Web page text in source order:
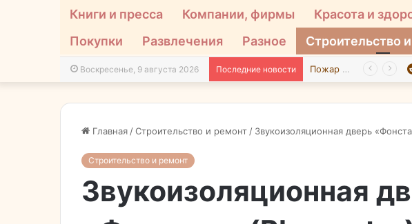
Книги и пресса
Компании, фирмы Красота и
Покупки
Развлечения Разное Строительство
Воскресенье, 9 августа 2026 Последние новости При атаке БПЛА на Подмосковье пострадали 26 человек
Главная /Строительство и ремонт / Звукоизоляционная дверь
Строительство и ремонт
Звукоизоляционная